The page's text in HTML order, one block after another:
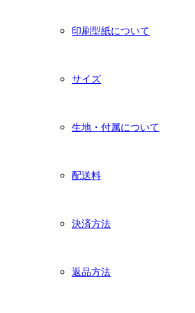
印刷型紙について
サイズ
生地・付属について
配送料
決済方法
返品方法